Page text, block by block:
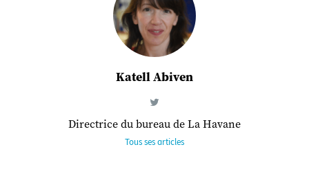
Katell Abiven
Directrice du bureau de La Havane
Tous ses articles